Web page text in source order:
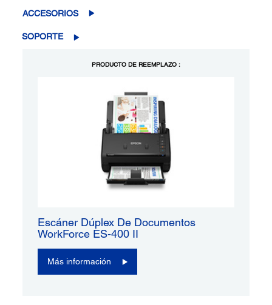
ACCESORIOS
SOPORTE
PRODUCTO DE REEMPLAZO :
Escáner Dúplex De Documentos
WorkForce ES-400 II
Más información